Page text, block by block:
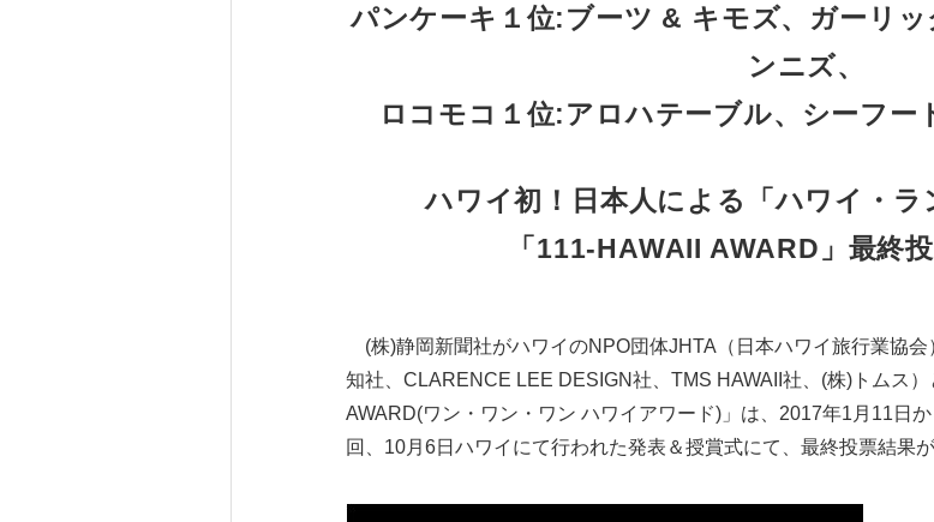
パンケーキ１位:ブーツ & キモズ、ガーリ
ンニズ、
ロコモコ１位:アロハテーブル、シーフ
ハワイ初！日本人による「ハワイ・ラ
「111-HAWAII AWARD」最終
(株)静岡新聞社がハワイのNPO団体JHTA（日本ハワイ旅行業協
知社、CLARENCE LEE DESIGN社、TMS HAWAII社、(株)トムス）
AWARD(ワン・ワン・ワン ハワイアワード)」は、2017年1月11日
回、10月6日ハワイにて行われた発表＆授賞式にて、最終投票結果